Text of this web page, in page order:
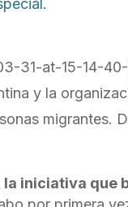
y la
migrantes.
la iniciativa